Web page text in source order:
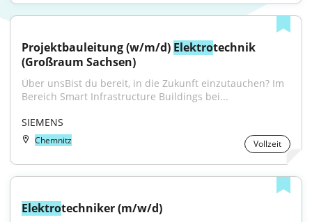
Projektbauleitung (w/m/d) Elektrotechnik
(Großraum Sachsen)
Über unsBist du bereit, in die Zukunft einzutauchen? Im
Bereich Smart Infrastructure Buildings bei...
SIEMENS
Chemnitz Vollzeit
Elektrotechniker (m/w/d)